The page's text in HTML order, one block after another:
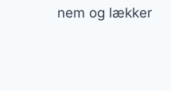
nem og lækker